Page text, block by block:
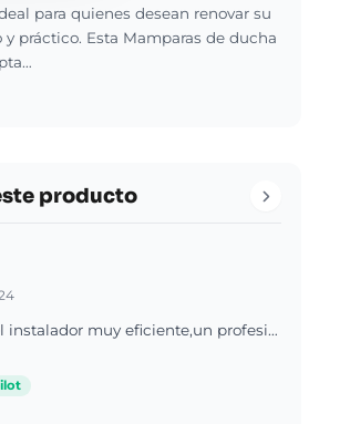
para quienes desean renovar su
práctico. Esta Mamparas de ducha
producto
Queda estupenda,lo mejor el instalador muy eficiente,un profesional,la instaló muy rápido y muy bien,muchas gracias.